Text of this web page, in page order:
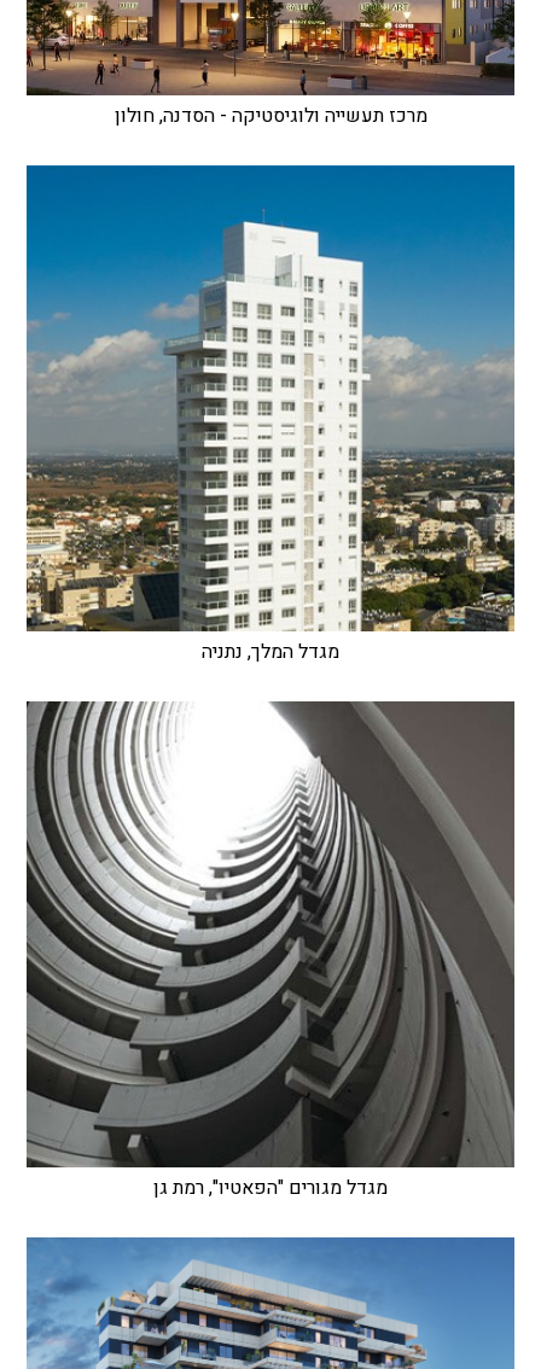
מרכז תעשייה ולוגיסטיקה - הסדנה, חולון
מגדל המלך, נתניה
מגדל מגורים "הפאטיו", רמת גן